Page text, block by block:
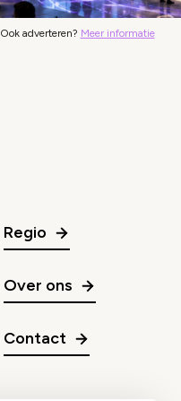
Ook adverteren? Meer informatie
Regio
Over ons
Contact